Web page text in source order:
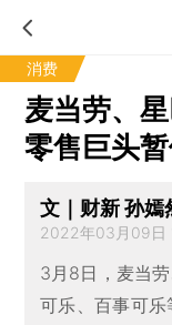
消费
麦当劳、
零售巨头
文｜财新 孙嫣
2022年03月09日
3月8日，麦当
可乐、百事可